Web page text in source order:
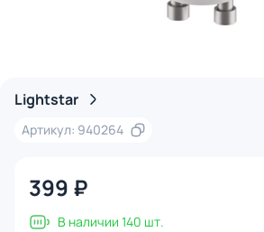
Lightstar
Артикул: 940264
399 ₽
В наличии 140 шт.